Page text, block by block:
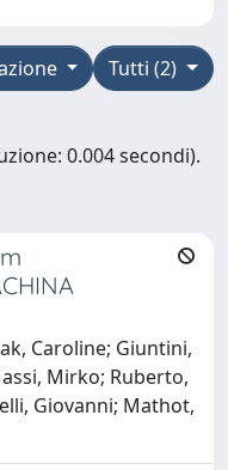
Tutti (2)
0.004 secondi).
Caroline; Giuntini,
Mirko; Ruberto,
Giovanni; Mathot,